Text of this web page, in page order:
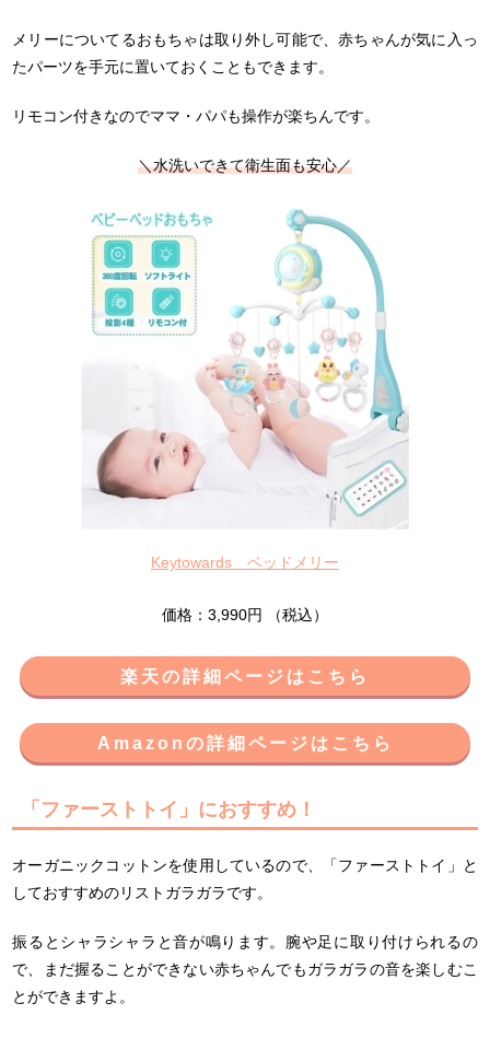
メリーについてるおもちゃは取り外し可能で、赤ちゃんが気に入っ
たパーツを手元に置いておくこともできます。
リモコン付きなのでママ・パパも操作が楽ちんです。
＼水洗いできて衛生面も安心／
Keytowards ベッドメリー
価格：3,990円 （税込）
楽天の詳細ページはこちら
Amazonの詳細ページはこちら
「ファーストトイ」におすすめ！
オーガニックコットンを使用しているので、「ファーストトイ」と
しておすすめのリストガラガラです。
振るとシャラシャラと音が鳴ります。腕や足に取り付けられるの
で、まだ握ることができない赤ちゃんでもガラガラの音を楽しむこ
とができますよ。